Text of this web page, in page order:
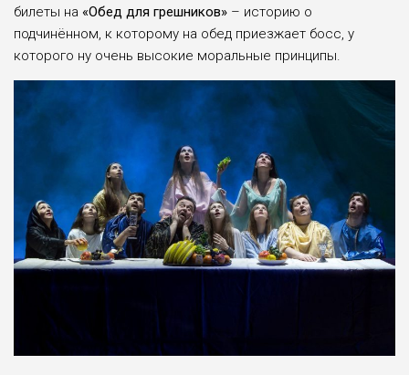
билеты на «Обед для грешников» – историю о
подчинённом, к которому на обед приезжает босс, у
которого ну очень высокие моральные принципы.